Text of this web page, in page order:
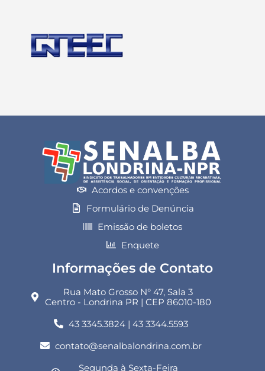
Acordos e convenções
Formulário de Denúncia
Emissão de boletos
Enquete
Informações de Contato
Rua Mato Grosso N° 47, Sala 3
Centro - Londrina PR | CEP 86010-180
43 3345.3824 | 43 3344.5593
contato@senalbalondrina.com.br
Segunda à Sexta-Feira